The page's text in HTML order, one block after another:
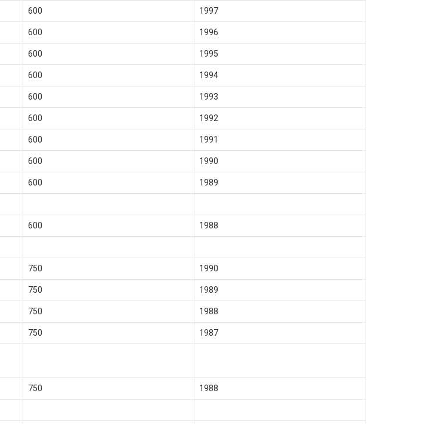
600 1997
600 1996
600 1995
600 1994
600 1993
600 1992
600 1991
600 1990
600 1989
600 1988
750 1990
750 1989
750 1988
750 1987
750 1988